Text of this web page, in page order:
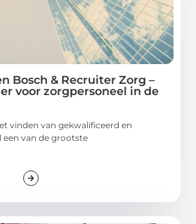
Bosch & Recruiter Zorg –
voor zorgpersoneel in de
vinden van gekwalificeerd en
een van de grootste